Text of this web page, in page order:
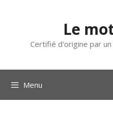
Le
Certifié d'origine par
Menu